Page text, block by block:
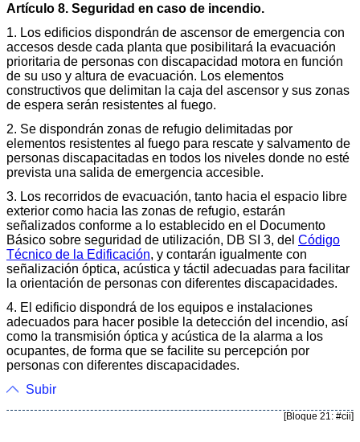
Artículo 8. Seguridad en caso de incendio.
1. Los edificios dispondrán de ascensor de emergencia con
accesos desde cada planta que posibilitará la evacuación
prioritaria de personas con discapacidad motora en función
de su uso y altura de evacuación. Los elementos
constructivos que delimitan la caja del ascensor y sus zonas
de espera serán resistentes al fuego.
2. Se dispondrán zonas de refugio delimitadas por
elementos resistentes al fuego para rescate y salvamento de
personas discapacitadas en todos los niveles donde no esté
prevista una salida de emergencia accesible.
3. Los recorridos de evacuación, tanto hacia el espacio libre
exterior como hacia las zonas de refugio, estarán
señalizados conforme a lo establecido en el Documento
Básico sobre seguridad de utilización, DB SI 3, del Código
Técnico de la Edificación, y contarán igualmente con
señalización óptica, acústica y táctil adecuadas para facilitar
la orientación de personas con diferentes discapacidades.
4. El edificio dispondrá de los equipos e instalaciones
adecuados para hacer posible la detección del incendio, así
como la transmisión óptica y acústica de la alarma a los
ocupantes, de forma que se facilite su percepción por
personas con diferentes discapacidades.
Subir
[Bloque 21: #cii]